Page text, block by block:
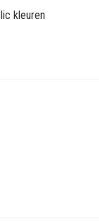
kleuren